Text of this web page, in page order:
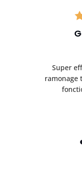
Super
ramonage